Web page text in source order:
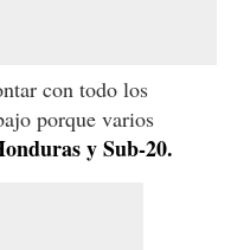
con todo los
porque varios
y Sub-20.